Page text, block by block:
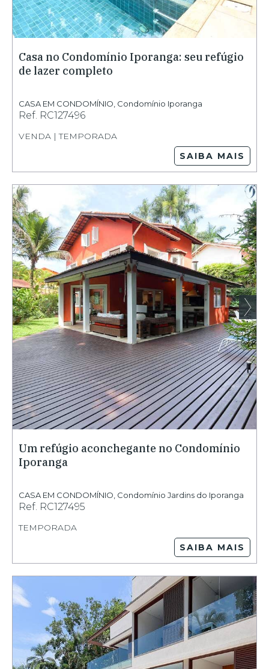
Casa no Condomínio Iporanga: seu refúgio
de lazer completo
CASA EM CONDOMÍNIO Condomínio Iporanga
Ref. RC127496
VENDA | TEMPORADA
SAIBA MAIS
Um refúgio aconchegante no Condomínio
Iporanga
CASA EM CONDOMÍNIO Condomínio Jardins do Iporanga
Ref. RC127495
TEMPORADA
SAIBA MAIS